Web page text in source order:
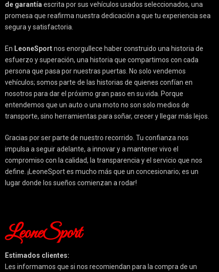
de garantía escrita por sus vehículos usados seleccionados, una
promesa que reafirma nuestra dedicación a que tu experiencia sea
segura y satisfactoria.
En LeoneSportnos enorgullece haber construido una historia de
esfuerzo y superación, una historia que compartimos con cada
persona que pasa por nuestras puertas. No solo vendemos
vehículos; somos parte de las historias de quienes confían en
nosotros para dar el próximo gran paso en su vida. Porque
entendemos que un auto o una moto no son solo medios de
transporte, sino herramientas para soñar, crecer y llegar más lejos.
Gracias por ser parte de nuestro recorrido. Tu confianza nos
impulsa a seguir adelante, a innovar y a mantener vivo el
compromiso con la calidad, la transparencia y el servicio que nos
define. ¡LeoneSport es mucho más que un concesionario; es un
lugar donde los sueños comienzan a rodar!
LeoneSport
Estimados clientes:
Les informamos que si nos recomiendan para la compra de un